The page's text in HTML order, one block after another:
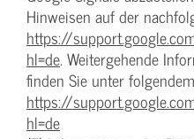
Hinweisen auf der
https://
hl=de. Weitergehende
finden Sie unter
https://
hl=de